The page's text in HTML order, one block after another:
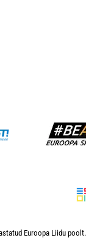
Euroopa Liidu